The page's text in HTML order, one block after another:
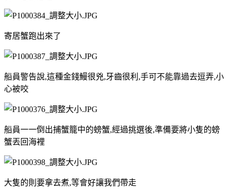
寄居蟹跑出來了
船員警告說,這種金錢鰻很兇,牙齒很利,手可不能靠過去逗弄,小
心被咬
船員一一倒出捕蟹籠中的螃蟹,經過挑選後,準備要將小隻的螃
蟹丟回海裡
大隻的則要拿去煮,等會好讓我們帶走